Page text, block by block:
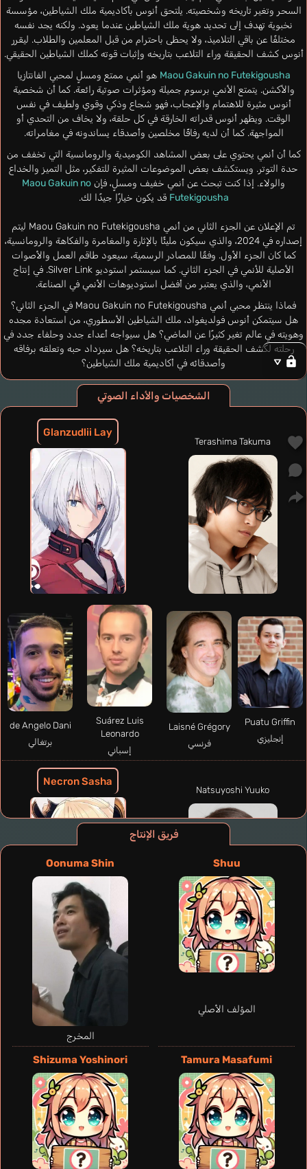
السحر وتغير تاريخه وشخصيته. يلتحق أنوس بأكاديمية ملك الشياطين، مؤسسة
نخبوية تهدف إلى تحديد هوية ملك الشياطين عندما يعود. ولكنه يجد نفسه
مختلفًا عن باقي التلاميذ، ولا يحظى باحترام من قبل المعلمين والطلاب. ليقرر
أنوس كشف الحقيقة وراء التلاعب بتاريخه وإثبات قوته كملك الشياطين الحقيقي.
Maou Gakuin no Futekigousha هو أنمي ممتع ومسلٍ لمحبي الفانتازيا
والأكشن. يتمتع الأنمي برسوم جميلة ومؤثرات صوتية رائعة. كما أن شخصية
أنوس مثيرة للاهتمام والإعجاب، فهو شجاع وذكي وقوي ولطيف في نفس
الوقت. ويظهر أنوس قدراته الخارقة في كل حلقة، ولا يخاف من التحدي أو
المواجهة. كما أن لديه رفاقًا مخلصين وأصدقاء يساندونه في مغامراته.
كما أن أنمي يحتوي على بعض المشاهد الكوميدية والرومانسية التي تخفف من
حدة التوتر. ويستكشف بعض الموضوعات المثيرة للتفكير، مثل التميز والخداع
والولاء. إذا كنت تبحث عن أنمي خفيف ومسلٍ، فإن Maou Gakuin no
Futekigousha قد يكون خيارًا جيدًا لك.
تم الإعلان عن الجزء الثاني من أنمي Maou Gakuin no Futekigousha ليتم
إصداره في 2024، والذي سيكون مليئًا بالإثارة والمغامرة والفكاهة والرومانسية،
كما كان الجزء الأول. وفقًا للمصادر الرسمية، سيعود طاقم العمل والأصوات
الأصلية للأنمي في الجزء الثاني. كما سيستمر استوديو Silver Link. في إنتاج
الأنمي، والذي يعتبر من أفضل استوديوهات الأنمي في الصناعة.
فماذا ينتظر محبي أنمي Maou Gakuin no Futekigousha في الجزء الثاني؟
هل سيتمكن أنوس فولديغواد، ملك الشياطين الأسطوري، من استعادة مجده
وهويته في عالم تغير كثيرًا عن الماضي؟ هل سيواجه أعداء جدد وحلفاء جدد في
رحلته لكشف الحقيقة وراء التلاعب بتاريخه؟ هل سيزداد حبه وتعلقه برفاقه
وأصدقائه في أكاديمية ملك الشياطين؟
فريق الإنتاج
Shuu
المؤلف الأصلي
Oonuma Shin
المخرج
Tamura Masafumi
Shizuma Yoshinori
الشخصيات والأداء الصوتي
Glanzudlii Lay
Terashima Takuma
Puatu Griffin
إنجليزي
Laisné Grégory
فرنسي
Suárez Luis
Leonardo
إسباني
de Angelo Dani
برتغالي
Necron Sasha
Natsuyoshi Yuuko
Orsat Alice
فرنسي
Mills Kayli
إنجليزي
Jussara
برتغالي
Yingjun
المندرينية
Necron Misha
Kusunoki Tomori